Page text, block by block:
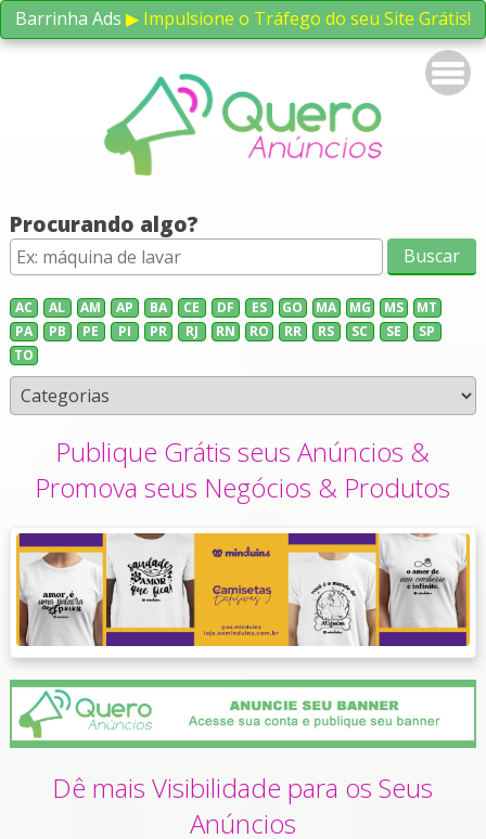
Barrinha Ads ▶ Impulsione o Tráfego do seu Site Grátis!
Procurando algo?
AC AL AM AP BA CE DF ES GO MA MG MS
MT
PA
PB PE PI PR RJ RN RO RR RS SC SE
SP
TO
Publique Grátis seus Anúncios &
Promova seus Negócios & Produtos
Dê mais Visibilidade para os Seus
Anúncios